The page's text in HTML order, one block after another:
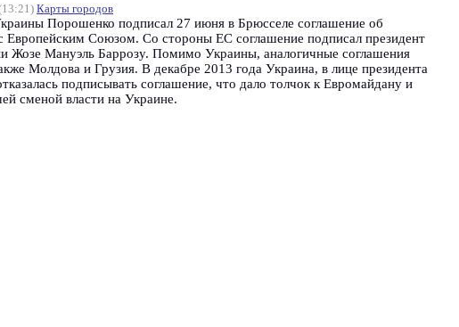
Карты городов
Порошенко подписал 27 июня в Брюсселе соглашение об
Европейским Союзом. Со стороны ЕС соглашение подписал президент
Жозе Мануэль Баррозу. Помимо Украины, аналогичные соглашения
Молдова и Грузия. В декабре 2013 года Украина, в лице президента
подписывать соглашение, что дало толчок к Евромайдану и
сменой власти на Украине.